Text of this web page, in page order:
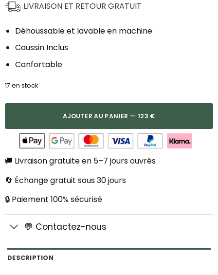
LIVRAISON ET RETOUR GRATUIT
Déhoussable et lavable en machine
Coussin Inclus
Confortable
17 en stock
AJOUTER AU PANIER — 123 €
🚚 Livraison gratuite en 5–7 jours ouvrés
🔄 Échange gratuit sous 30 jours
🔒 Paiement 100% sécurisé
💬 Contactez-nous
DESCRIPTION